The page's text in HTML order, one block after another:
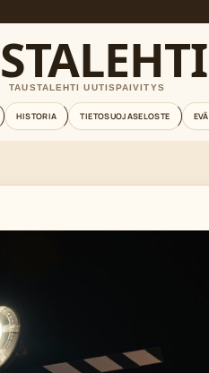
TAUSTALEHTI UUTISPAIVITYS
HISTORIA TIETOSUOJASELOSTE